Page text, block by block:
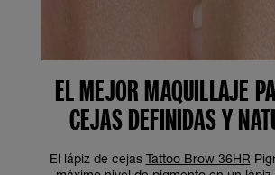
EL MEJOR MAQUILLAJE
CEJAS DEFINIDAS Y
El lápiz de cejas Tattoo Brow 36HR